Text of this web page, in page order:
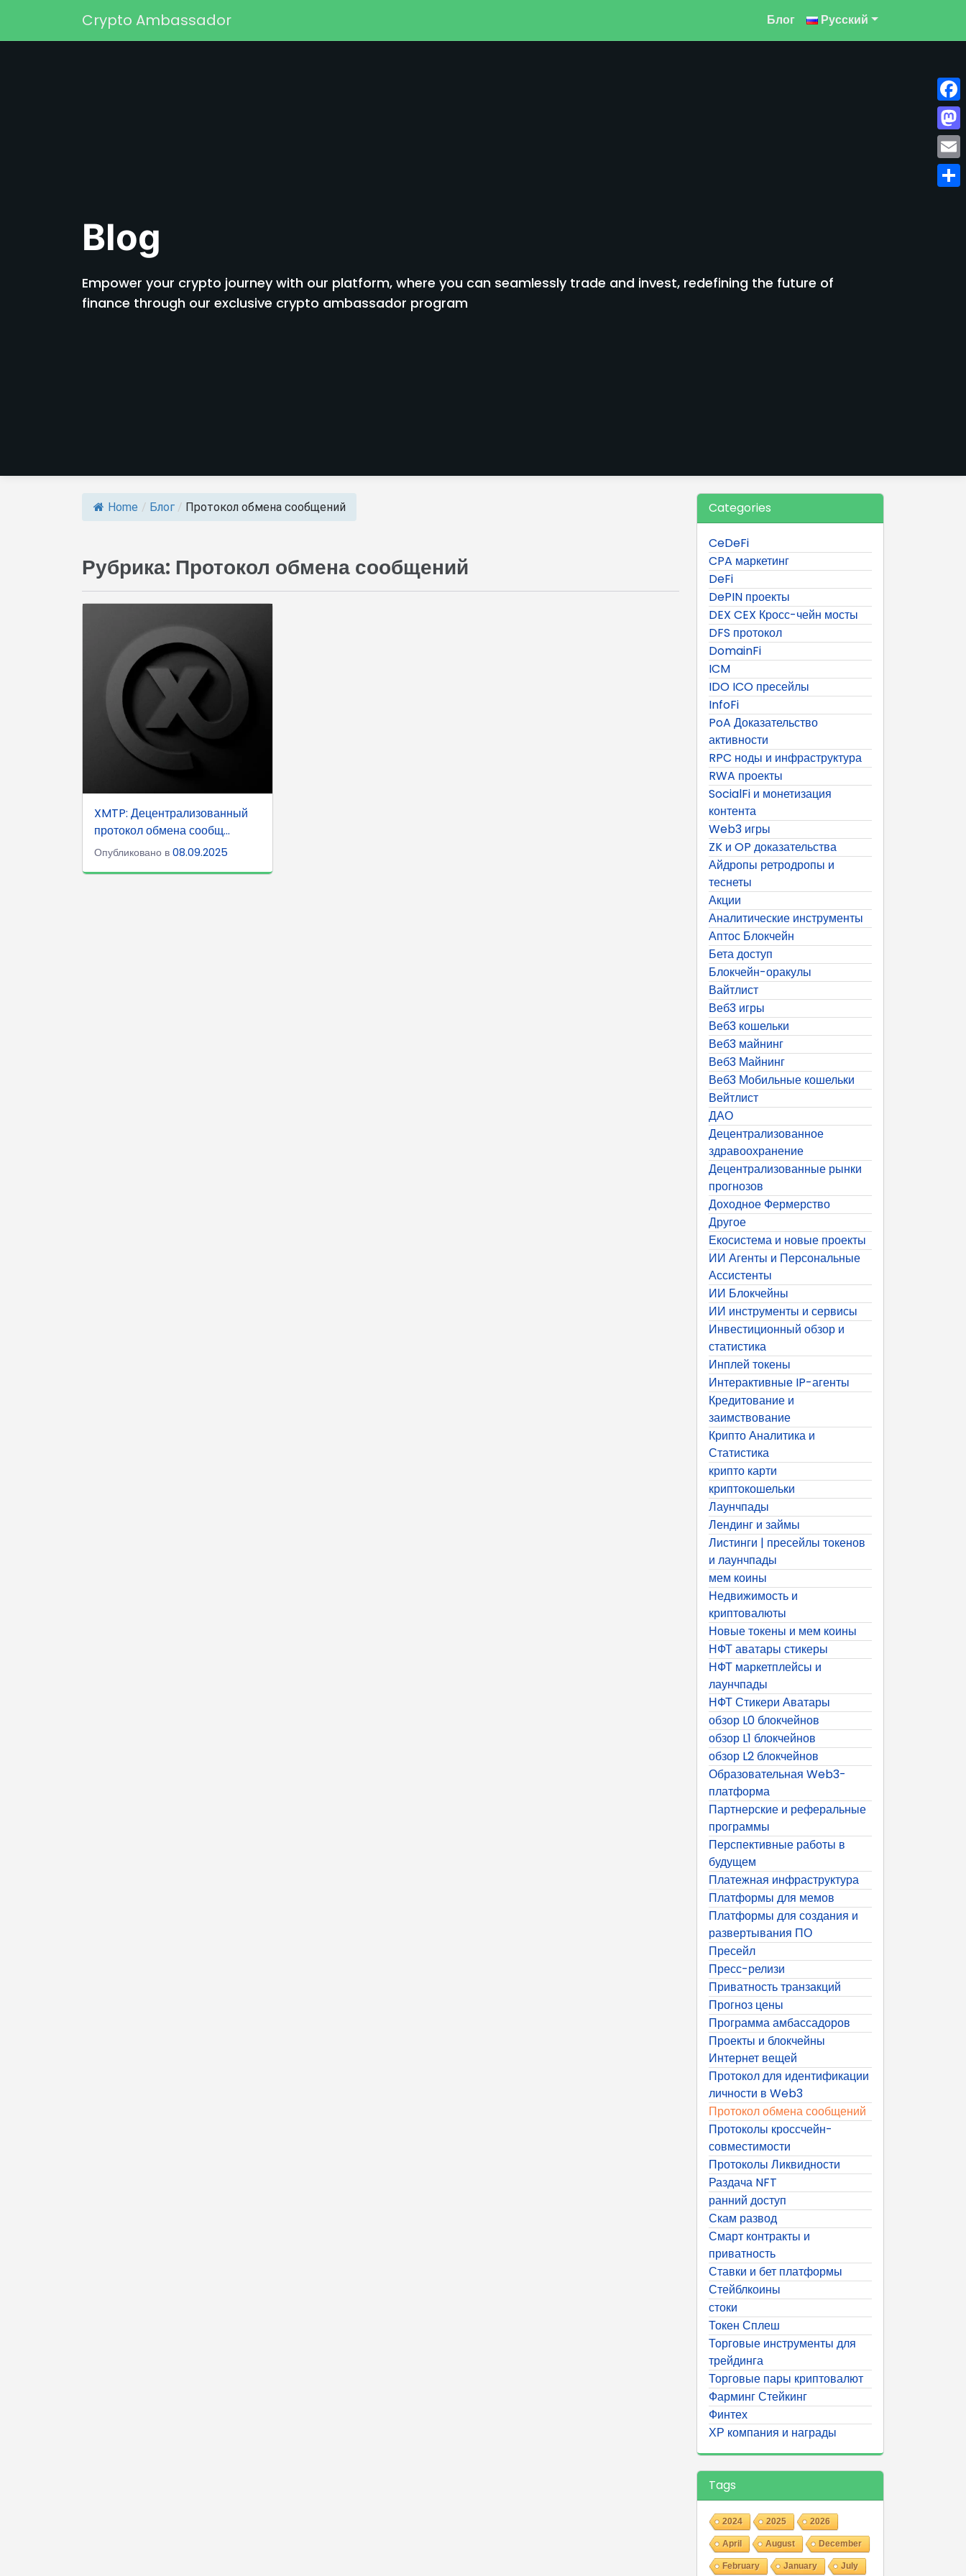
Основная навигация
Crypto Ambassador Блог Русский
Blog
Empower your crypto journey with our platform, where you can seamlessly trade and invest, redefining the future of
finance through our exclusive crypto ambassador program
Home / Блог / Протокол обмена сообщений
Рубрика: Протокол обмена сообщений
XMTP: Децентрализованный
протокол обмена сообщ...
Опубликовано в 08.09.2025
Categories
CeDeFi
CPA маркетинг
DeFi
DePIN проекты
DEX CEX Кросс-чейн мосты
DFS протокол
DomainFi
ICM
IDO ICO пресейлы
InfoFi
PoA Доказательство
активности
RPC ноды и инфраструктура
RWA проекты
SocialFi и монетизация
контента
Web3 игры
ZK и OP доказательства
Айдропы ретродропы и
теснеты
Акции
Аналитические инструменты
Аптос Блокчейн
Бета доступ
Блокчейн-оракулы
Вайтлист
Веб3 игры
Веб3 кошельки
Веб3 майнинг
Веб3 Майнинг
Веб3 Мобильные кошельки
Вейтлист
ДАО
Децентрализованное
здравоохранение
Децентрализованные рынки
прогнозов
Доходное Фермерство
Другое
Екосистема и новые проекты
ИИ Агенты и Персональные
Ассистенты
ИИ Блокчейны
ИИ инструменты и сервисы
Инвестиционный обзор и
статистика
Инплей токены
Интерактивные IP-агенты
Кредитование и
заимствование
Крипто Аналитика и
Статистика
крипто карти
криптокошельки
Лаунчпады
Лендинг и займы
Листинги | пресейлы токенов
и лаунчпады
мем коины
Недвижимость и
криптовалюты
Новые токены и мем коины
НФТ аватары стикеры
НФТ маркетплейсы и
лаунчпады
НФТ Стикери Аватары
обзор L0 блокчейнов
обзор L1 блокчейнов
обзор L2 блокчейнов
Образовательная Web3-
платформа
Партнерские и реферальные
программы
Перспективные работы в
будущем
Платежная инфраструктура
Платформы для мемов
Платформы для создания и
развертывания ПО
Пресейл
Пресс-релизи
Приватность транзакций
Прогноз цены
Программа амбассадоров
Проекты и блокчейны
Интернет вещей
Протокол для идентификации
личности в Web3
Протокол обмена сообщений
Протоколы кроссчейн-
совместимости
Протоколы Ликвидности
Раздача NFT
ранний доступ
Скам развод
Смарт контракты и
приватность
Ставки и бет платформы
Стейблкоины
стоки
Токен Сплеш
Торговые инструменты для
трейдинга
Торговые пары криптовалют
Фарминг Стейкинг
Финтех
ХР компания и награды
Tags
2024 2025 2026
April August December
February January July